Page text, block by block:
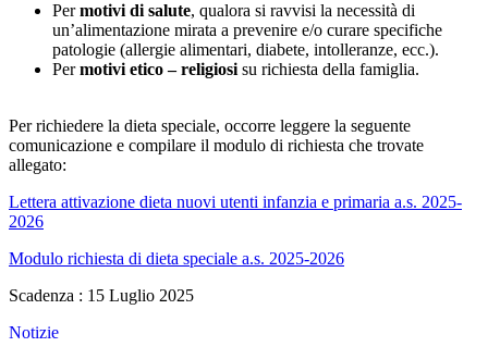
Permotivi di salute, qualora si ravvisi la necessità di
un’alimentazione mirata a prevenire e/o curare specifiche
patologie (allergie alimentari, diabete, intolleranze, ecc.).
Permotivi etico – religiosi su richiesta della famiglia.
Per richiedere la dieta speciale, occorre leggere la seguente
comunicazione e compilare il modulo di richiesta che trovate
allegato:
Lettera attivazione dieta nuovi utenti infanzia e primaria a.s. 2025-
2026
Modulo richiesta di dieta speciale a.s. 2025-2026
Scadenza : 15 Luglio 2025
Notizie